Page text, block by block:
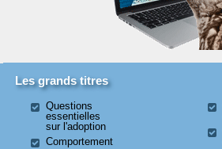
Les grands titres
Questions
essentielles
sur l'adoption
Comportement